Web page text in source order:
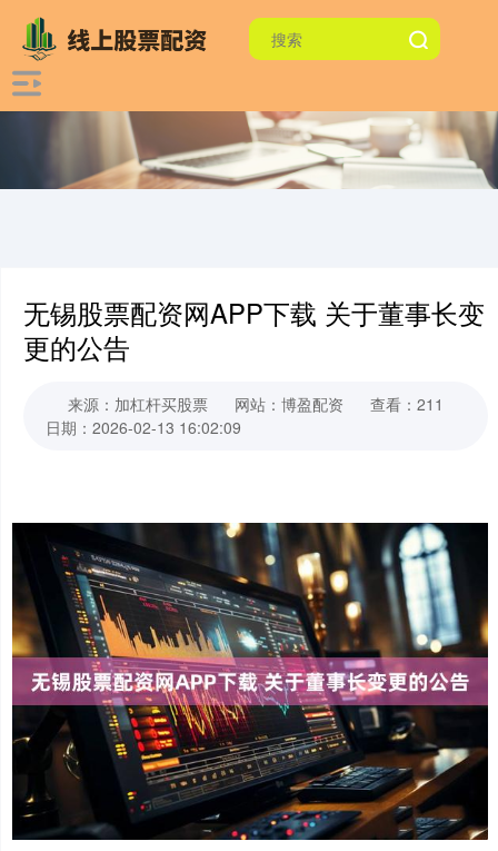
无锡股票配资网APP下载 关于董事长变
更的公告
来源：加杠杆买股票 网站：博盈配资
查看：211
日期：2026-02-13 16:02:09